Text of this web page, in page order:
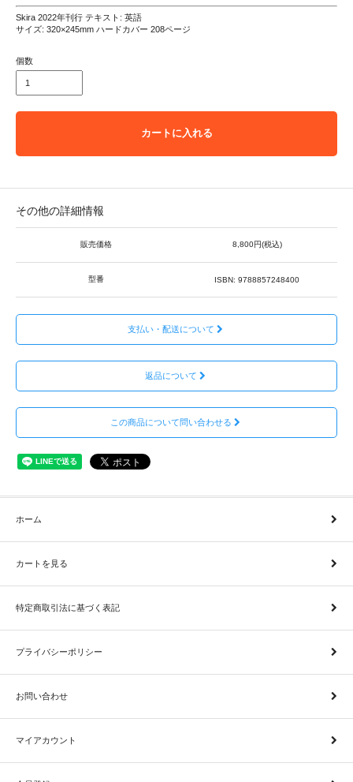
Skira 2022年刊行 テキスト: 英語
サイズ: 320×245mm ハードカバー 208ページ
個数
カートに入れる
その他の詳細情報
販売価格 8,800円(税込)
型番 ISBN: 9788857248400
支払い・配送について
返品について
この商品について問い合わせる
ホーム
カートを見る
特定商取引法に基づく表記
プライバシーポリシー
お問い合わせ
マイアカウント